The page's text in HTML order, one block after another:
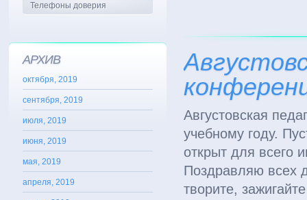
Августовская
учебному году.
открыт для всего
Поздравляю всех
творите,
Телефоны доверия
АРХИВ
октября, 2019
сентября, 2019
июля, 2019
июня, 2019
мая, 2019
апреля, 2019